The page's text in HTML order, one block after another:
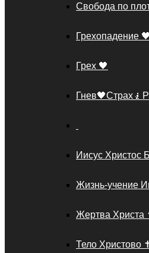
Свобода по
Грехопадение
Грех 🖤
Иисус Христос
Жизнь-учение
Жертва Христа
Тело Христово